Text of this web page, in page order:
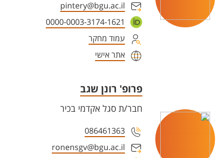
pintery@bgu.ac.il
0000-0003-3174-1621
עמוד מחקר
אתר אישי
פרופ' רונן שגב
חבר/ת סגל אקדמי בכיר
086461363
ronensgv@bgu.ac.il